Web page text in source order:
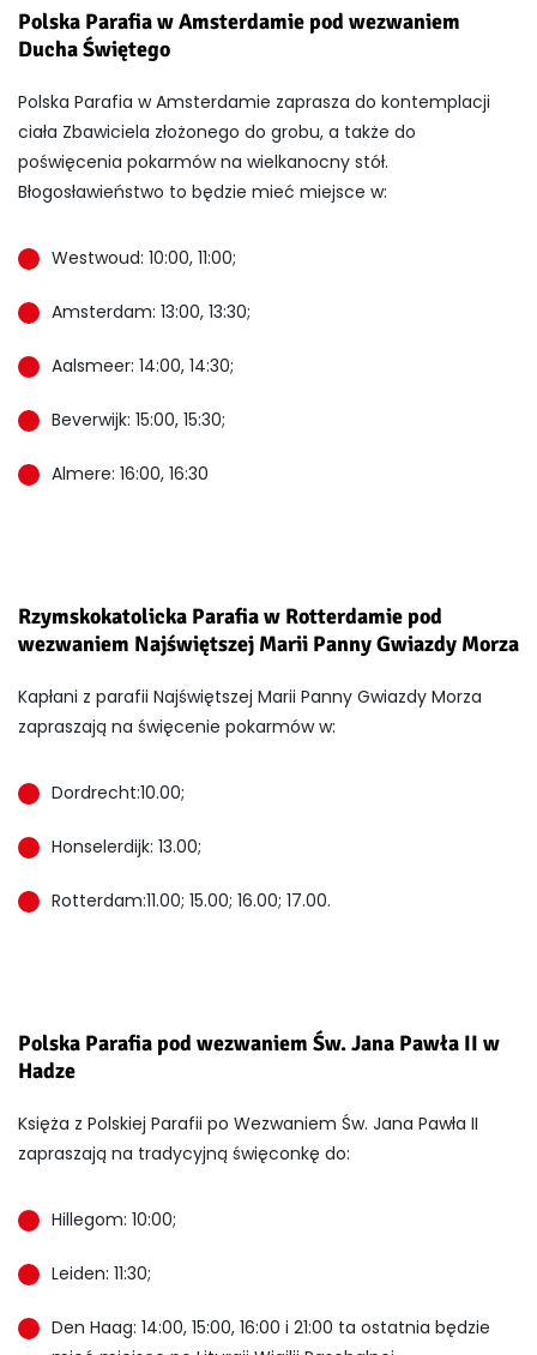
Polska Parafia w Amsterdamie pod wezwaniem
Ducha Świętego
Polska Parafia w Amsterdamie zaprasza do kontemplacji
ciała Zbawiciela złożonego do grobu, a także do
poświęcenia pokarmów na wielkanocny stół.
Błogosławieństwo to będzie mieć miejsce w:
Westwoud: 10:00, 11:00;
Amsterdam: 13:00, 13:30;
Aalsmeer: 14:00, 14:30;
Beverwijk: 15:00, 15:30;
Almere: 16:00, 16:30​
Rzymskokatolicka Parafia w Rotterdamie pod
wezwaniem Najświętszej Marii Panny Gwiazdy Morza
Kapłani z parafii Najświętszej Marii Panny Gwiazdy Morza
zapraszają na święcenie pokarmów w:
Dordrecht:10.00;
Honselerdijk: 13.00;
Rotterdam:11.00; 15.00; 16.00; 17.00.
Polska Parafia pod wezwaniem Św. Jana Pawła II w
Hadze
Księża z Polskiej Parafii po Wezwaniem Św. Jana Pawła II
zapraszają na tradycyjną święconkę do:
Hillegom: 10:00;
Leiden: 11:30;
Den Haag: 14:00, 15:00, 16:00 i 21:00 ta ostatnia będzie